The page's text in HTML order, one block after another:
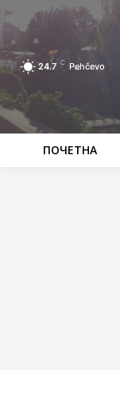
24.7 C Pehčevo
ПОЧЕТНА